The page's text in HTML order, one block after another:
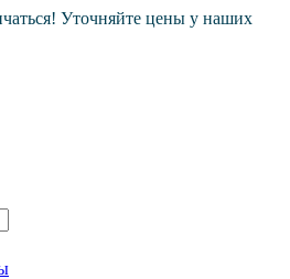
Уточняйте цены у наших